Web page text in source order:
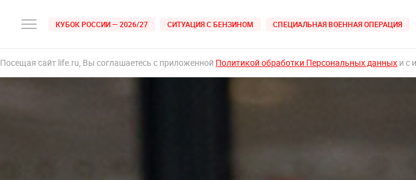
КУБОК РОССИИ — 2026/27 СИТУАЦИЯ С БЕНЗИНОМ СПЕЦИАЛЬНАЯ ВОЕННАЯ ОПЕРАЦИЯ
Посещая сайт life.ru, Вы соглашаетесь с приложенной Политикой обработки Персональных данных и с